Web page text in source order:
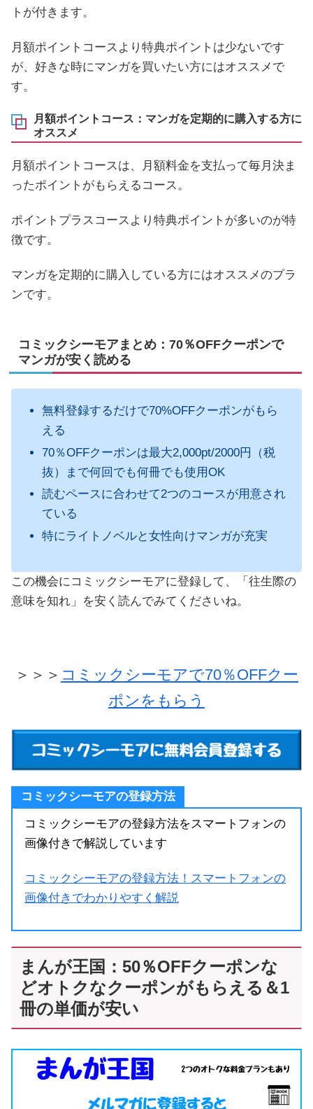
トが付きます。
月額ポイントコースより特典ポイントは少ないです
が、好きな時にマンガを買いたい方にはオススメで
す。
月額ポイントコース：マンガを定期的に購入する方に
オススメ
月額ポイントコースは、月額料金を支払って毎月決ま
ったポイントがもらえるコース。
ポイントプラスコースより特典ポイントが多いのが特
徴です。
マンガを定期的に購入している方にはオススメのプラ
ンです。
コミックシーモアまとめ：70％OFFクーポンで
マンガが安く読める
無料登録するだけで70%OFFクーポンがもら
える
70％OFFクーポンは最大2,000pt/2000円（税
抜）まで何回でも何冊でも使用OK
読むペースに合わせて2つのコースが用意され
ている
特にライトノベルと女性向けマンガが充実
この機会にコミックシーモアに登録して、「往生際の
意味を知れ」を安く読んでみてくださいね。
＞＞＞ コミックシーモアで70％OFFクー
ポンをもらう
コミックシーモアの登録方法
コミックシーモアの登録方法をスマートフォンの
画像付きで解説しています
コミックシーモアの登録方法！スマートフォンの
画像付きでわかりやすく解説
まんが王国：50％OFFクーポンな
どオトクなクーポンがもらえる＆1
冊の単価が安い